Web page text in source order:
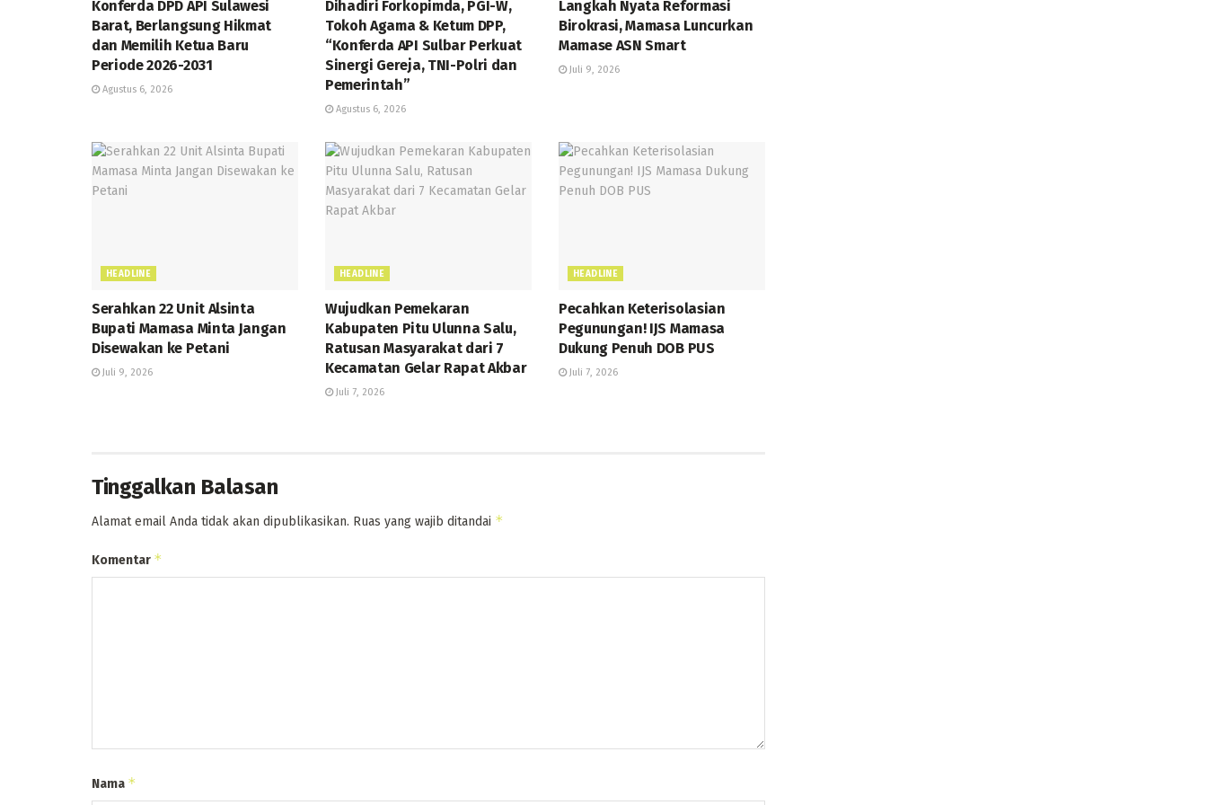
Konferda DPD API Sulawesi
Barat, Berlangsung Hikmat
dan Memilih Ketua Baru
Periode 2026-2031
Agustus 6, 2026
Dihadiri Forkopimda, PGI-W,
Tokoh Agama & Ketum DPP,
“Konferda API Sulbar Perkuat
Sinergi Gereja, TNI-Polri dan
Pemerintah”
Agustus 6, 2026
Langkah Nyata Reformasi
Birokrasi, Mamasa Luncurkan
Mamase ASN Smart
Juli 9, 2026
HEADLINE
Serahkan 22 Unit Alsinta
Bupati Mamasa Minta Jangan
Disewakan ke Petani
Juli 9, 2026
HEADLINE
Wujudkan Pemekaran
Kabupaten Pitu Ulunna Salu,
Ratusan Masyarakat dari 7
Kecamatan Gelar Rapat Akbar
Juli 7, 2026
HEADLINE
Pecahkan Keterisolasian
Pegunungan! IJS Mamasa
Dukung Penuh DOB PUS
Juli 7, 2026
Tinggalkan Balasan
Alamat email Anda tidak akan dipublikasikan. Ruas yang wajib ditandai *
Komentar *
Nama *